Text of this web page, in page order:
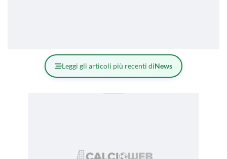
Leggi gli articoli più recenti diNews